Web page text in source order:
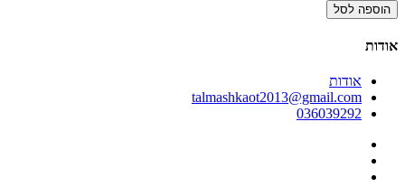
הוספה לסל
אודות
אודות
talmashkaot2013@gmail.com
036039292